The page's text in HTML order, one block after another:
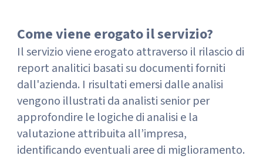
Come viene erogato il servizio?
Il servizio viene erogato attraverso il rilascio di
report analitici basati su documenti forniti
dall'azienda. I risultati emersi dalle analisi
vengono illustrati da analisti senior per
approfondire le logiche di analisi e la
valutazione attribuita all’impresa,
identificando eventuali aree di miglioramento.